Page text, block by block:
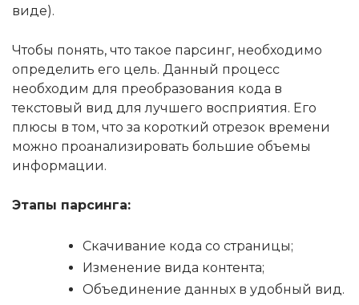
виде).
Чтобы понять, что такое парсинг, необходимо
определить его цель. Данный процесс
необходим для преобразования кода в
текстовый вид для лучшего восприятия. Его
плюсы в том, что за короткий отрезок времени
можно проанализировать большие объемы
информации.
Этапы парсинга:
Скачивание кода со страницы;
Изменение вида контента;
Объединение данных в удобный вид.